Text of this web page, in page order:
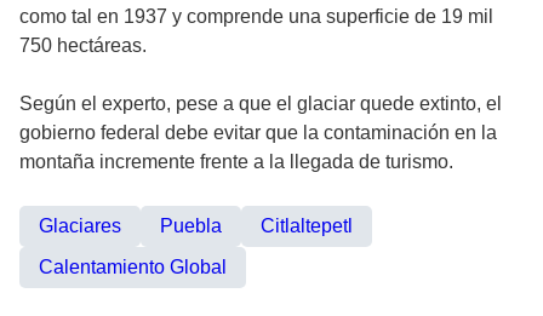
como tal en 1937 y comprende una superficie de 19 mil
750 hectáreas.
Según el experto, pese a que el glaciar quede extinto, el
gobierno federal debe evitar que la contaminación en la
montaña incremente frente a la llegada de turismo.
Glaciares Puebla
Citlaltepetl
Calentamiento Global